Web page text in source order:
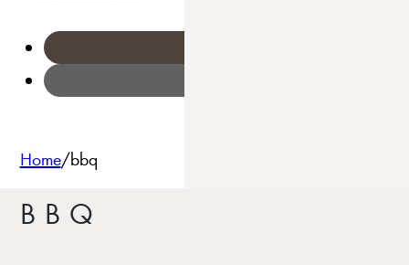
Home/bbq
BBQ